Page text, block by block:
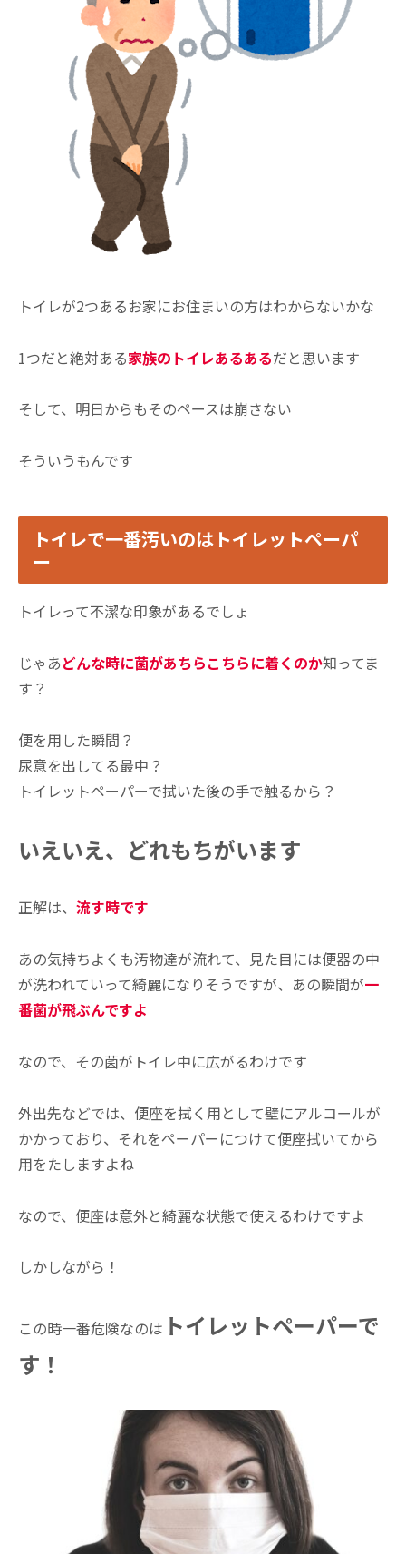
トイレが2つあるお家にお住まいの方はわからないかな
1つだと絶対ある家族のトイレあるあるだと思います
そして、明日からもそのペースは崩さない
そういうもんです
トイレで一番汚いのはトイレットペーパ
ー
トイレって不潔な印象があるでしょ
じゃあどんな時に菌があちらこちらに着くのか知ってま
す？
便を用した瞬間？
尿意を出してる最中？
トイレットペーパーで拭いた後の手で触るから？
いえいえ、どれもちがいます
正解は、 流す時です
あの気持ちよくも汚物達が流れて、見た目には便器の中
が洗われていって綺麗になりそうですが、あの瞬間が一
番菌が飛ぶんですよ
なので、その菌がトイレ中に広がるわけです
外出先などでは、便座を拭く用として壁にアルコールが
かかっており、それをペーパーにつけて便座拭いてから
用をたしますよね
なので、便座は意外と綺麗な状態で使えるわけですよ
しかしながら！
この時一番危険なのは トイレットペーパーで
す！